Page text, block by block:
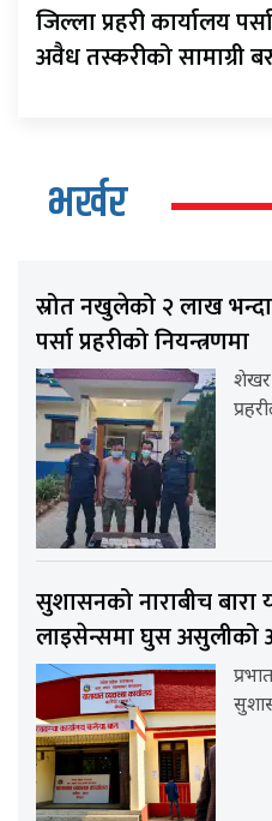
जिल्ला प्रहरी कार्यालय
अवैध तस्करीको सामाग्री
भर्खर
स्रोत नखुलेको २ लाख
पर्सा प्रहरीको नियन्त्रणमा
शेखर
सुशासनको नाराबीच बारा
लाइसेन्समा घुस असुलीको